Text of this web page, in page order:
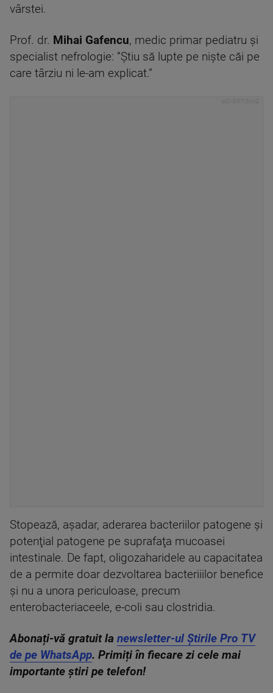
vârstei.
Prof. dr. Mihai Gafencu, medic primar pediatru şi
specialist nefrologie: ”Știu să lupte pe nişte căi pe
care târziu ni le-am explicat.”
Stopează, aşadar, aderarea bacteriilor patogene și
potenţial patogene pe suprafaţa mucoasei
intestinale. De fapt, oligozaharidele au capacitatea
de a permite doar dezvoltarea bacteriiilor benefice
și nu a unora periculoase, precum
enterobacteriaceele, e-coli sau clostridia.
Abonați-vă gratuit la newsletter-ul Știrile Pro TV
de pe WhatsApp. Primiți în fiecare zi cele mai
importante știri pe telefon!